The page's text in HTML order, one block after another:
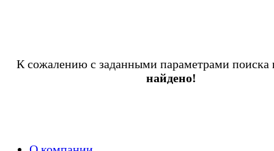
К сожалению с заданными параметрами поиска
найдено!